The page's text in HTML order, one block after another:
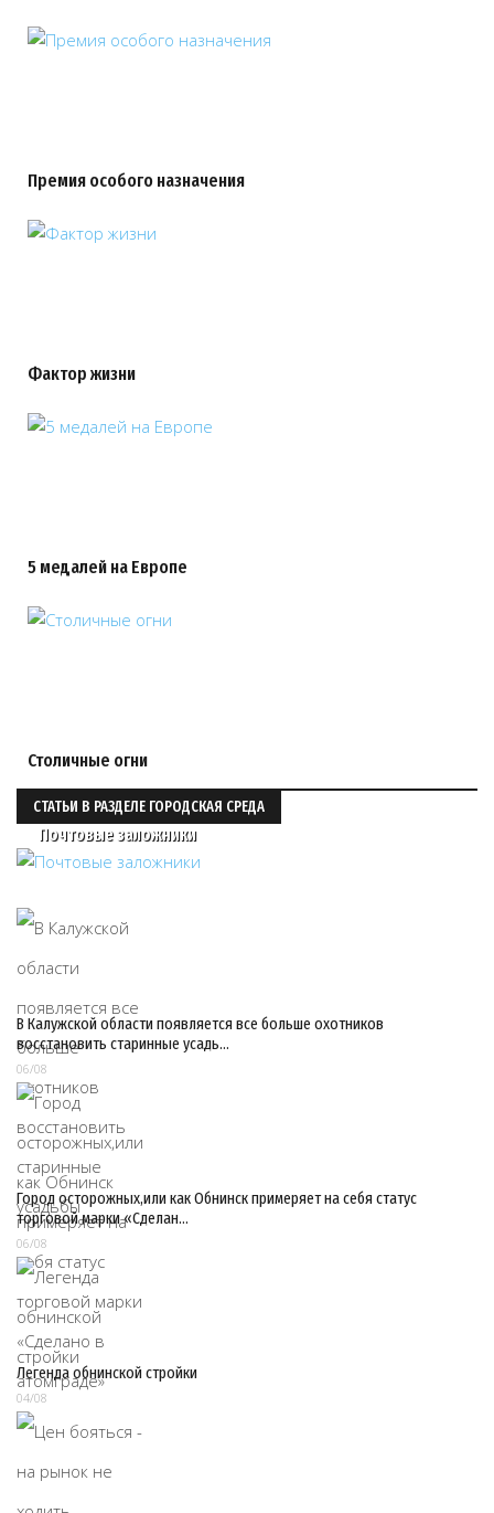
Премия особого назначения
Фактор жизни
5 медалей на Европе
Столичные огни
СТАТЬИ В РАЗДЕЛЕ ГОРОДСКАЯ СРЕДА
Почтовые заложники
В Калужской области появляется все больше охотников
восстановить старинные усадь…
06/08
Город осторожных,или как Обнинск примеряет на себя статус
торговой марки «Сделан…
06/08
Легенда обнинской стройки
04/08